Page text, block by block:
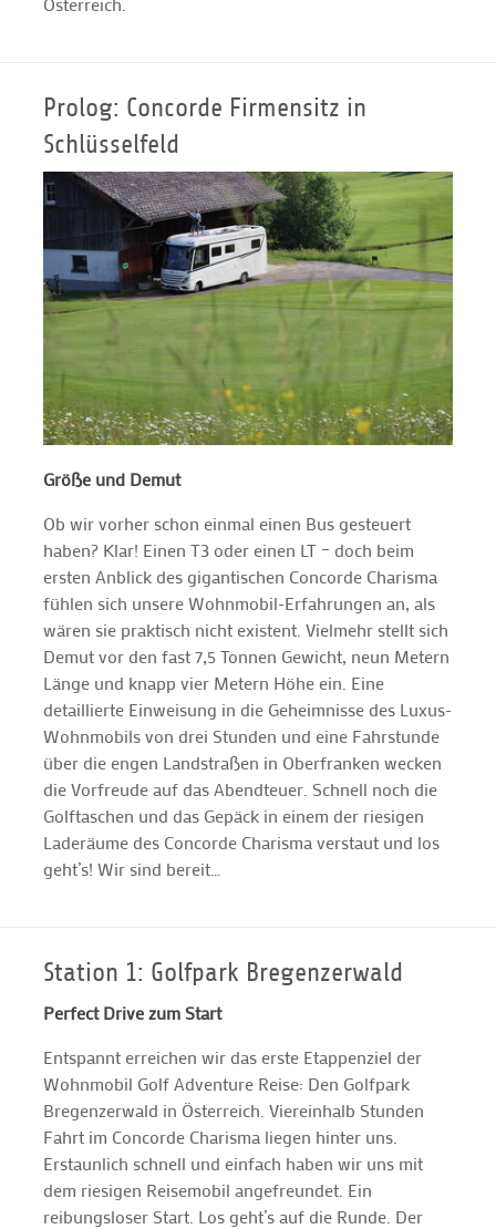
Prolog: Concorde Firmensitz in
Schlüsselfeld
Größe und Demut
Ob wir vorher schon einmal einen Bus gesteuert
haben? Klar! Einen T3 oder einen LT – doch beim
ersten Anblick des gigantischen Concorde Charisma
fühlen sich unsere Wohnmobil-Erfahrungen an, als
wären sie praktisch nicht existent. Vielmehr stellt sich
Demut vor den fast 7,5 Tonnen Gewicht, neun Metern
Länge und knapp vier Metern Höhe ein. Eine
detaillierte Einweisung in die Geheimnisse des Luxus-
Wohnmobils von drei Stunden und eine Fahrstunde
über die engen Landstraßen in Oberfranken wecken
die Vorfreude auf das Abendteuer. Schnell noch die
Golftaschen und das Gepäck in einem der riesigen
Laderäume des Concorde Charisma verstaut und los
geht’s! Wir sind bereit…
Station 1: Golfpark Bregenzerwald
Perfect Drive zum Start
Entspannt erreichen wir das erste Etappenziel der
Wohnmobil Golf Adventure Reise: Den Golfpark
Bregenzerwald in Österreich. Viereinhalb Stunden
Fahrt im Concorde Charisma liegen hinter uns.
Erstaunlich schnell und einfach haben wir uns mit
dem riesigen Reisemobil angefreundet. Ein
reibungsloser Start. Los geht’s auf die Runde. Der